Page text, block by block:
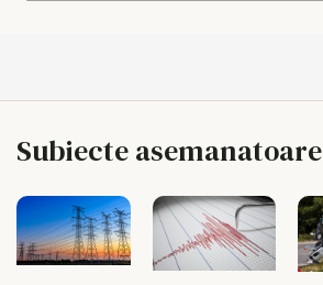
Subiecte asemanatoare